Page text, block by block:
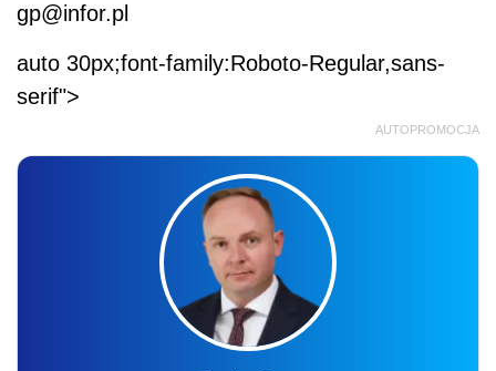
gp@infor.pl
auto 30px;font-family:Roboto-Regular,sans-
serif">
AUTOPROMOCJA